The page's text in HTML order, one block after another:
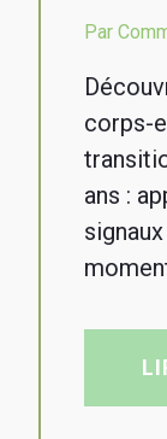
Par
corps-
ans :